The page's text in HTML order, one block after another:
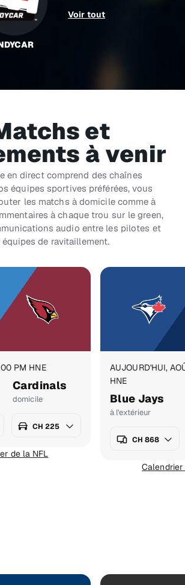
Voir tout
et
à venir
en direct comprend des chaînes
équipes sportives préférées, vous
les matchs à domicile comme à
à chaque trou sur le green,
audio entre les pilotes et
équipes de ravitaillement.
PM HNE
Cardinals
domicile
CH 225
de la NFL
AUJOURD'HUI,
HNE
Blue Jays
à l'extérieur
CH 868